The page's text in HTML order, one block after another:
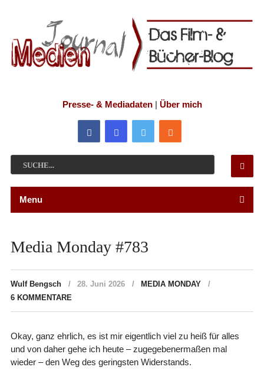
Presse- & Mediadaten| Über mich
Menu
Media Monday #783
Wulf Bengsch 28. Juni 2026
MEDIA MONDAY
6 KOMMENTARE
Okay, ganz ehrlich, es ist mir eigentlich viel zu heiß für alles
und von daher gehe ich heute – zugegebenermaßen mal
wieder – den Weg des geringsten Widerstands.